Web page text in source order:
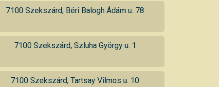
7100 Szekszárd, Béri Balogh Ádám u. 78
7100 Szekszárd, Szluha György u. 1
7100 Szekszárd, Tartsay Vilmos u. 10